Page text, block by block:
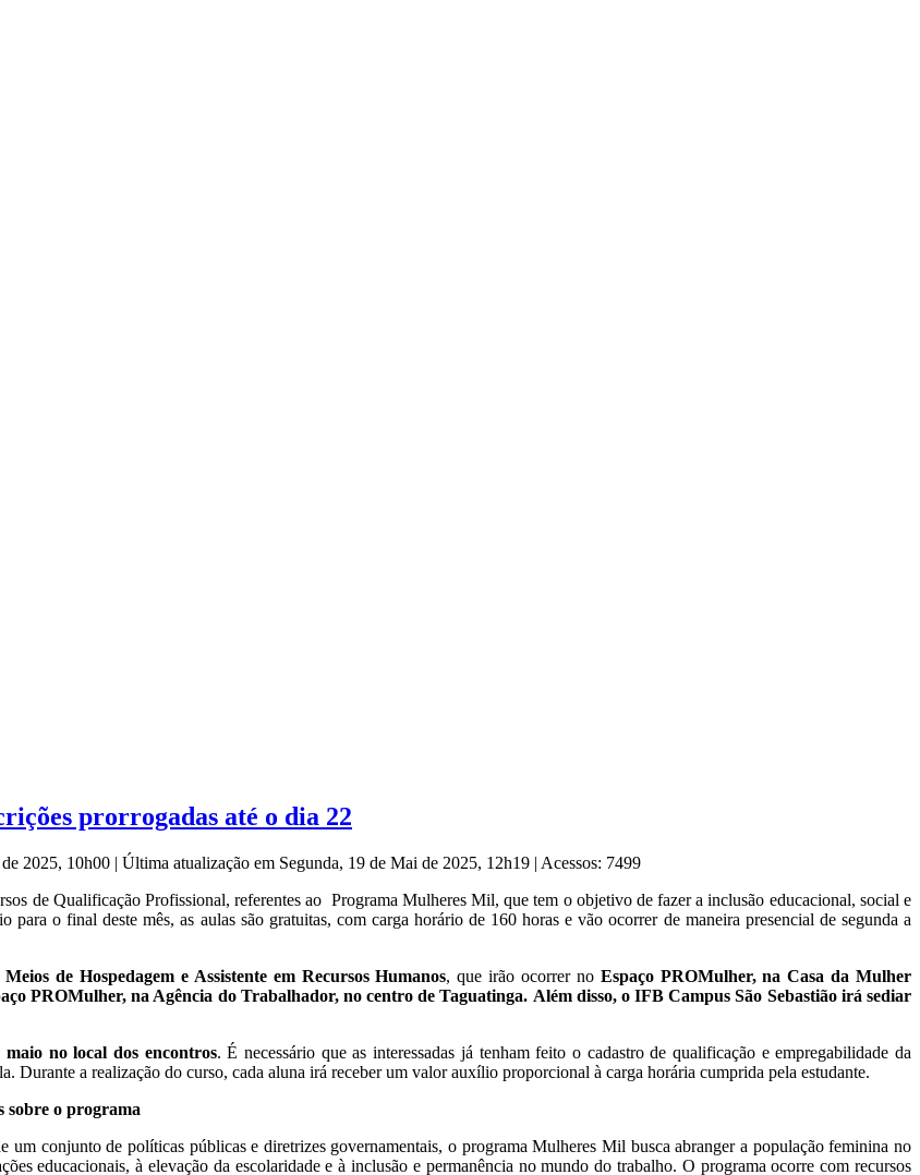
prorrogadas até o dia 22
2025, 10h00 | Última atualização em Segunda, 19 de Mai de 2025, 12h19 | Acessos: 7499
de Qualificação Profissional, referentes ao Programa Mulheres Mil, que tem o objetivo de fazer a inclusão educacional, social e
o final deste mês, as aulas são gratuitas, com carga horário de 160 horas e vão ocorrer de maneira presencial de segunda a
de Hospedagem e Assistente em Recursos Humanos, que irão ocorrer no Espaço PROMulher, na Casa da Mulher
PROMulher, na Agência do Trabalhador, no centro de Taguatinga. Além disso, o IFB Campus São Sebastião irá sediar
no local dos encontros. É necessário que as interessadas já tenham feito o cadastro de qualificação e empregabilidade da
Durante a realização do curso, cada aluna irá receber um valor auxílio proporcional à carga horária cumprida pela estudante.
sobre o programa
um conjunto de políticas públicas e diretrizes governamentais, o programa Mulheres Mil busca abranger a população feminina no
educacionais, à elevação da escolaridade e à inclusão e permanência no mundo do trabalho. O programa ocorre com recursos